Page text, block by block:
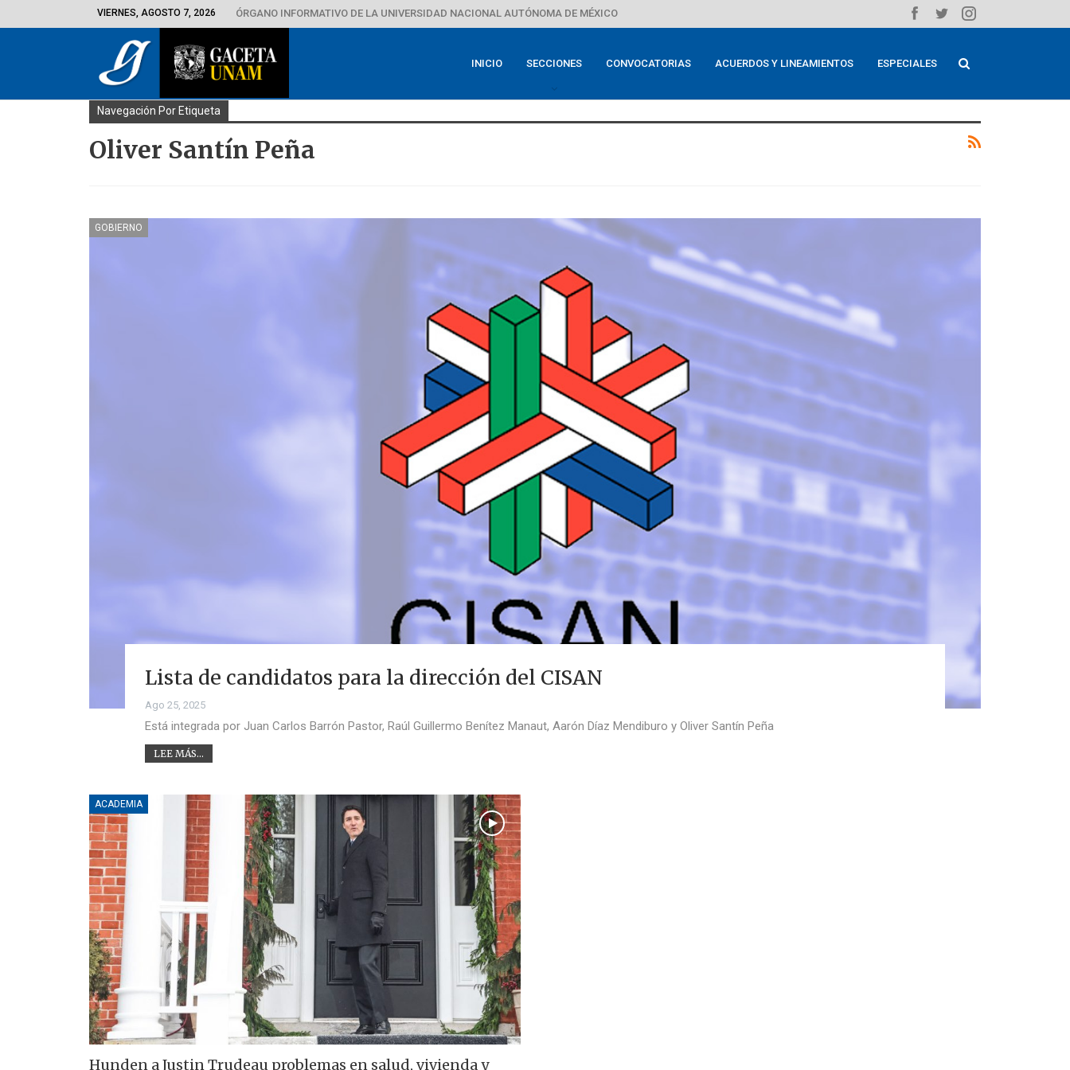
VIERNES, AGOSTO 7, 2026 ÓRGANO INFORMATIVO DE LA UNIVERSIDAD NACIONAL AUTÓNOMA DE MÉXICO
INICIO SECCIONES CONVOCATORIAS ACUERDOS Y LINEAMIENTOS ESPECIALES
Navegación Por Etiqueta
Oliver Santín Peña
GOBIERNO
Lista de candidatos para la dirección del CISAN
Ago 25, 2025
Está integrada por Juan Carlos Barrón Pastor, Raúl Guillermo Benítez Manaut, Aarón Díaz Mendiburo y Oliver Santín Peña
LEE MÁS...
ACADEMIA
Hunden a Justin Trudeau problemas en salud, vivienda y